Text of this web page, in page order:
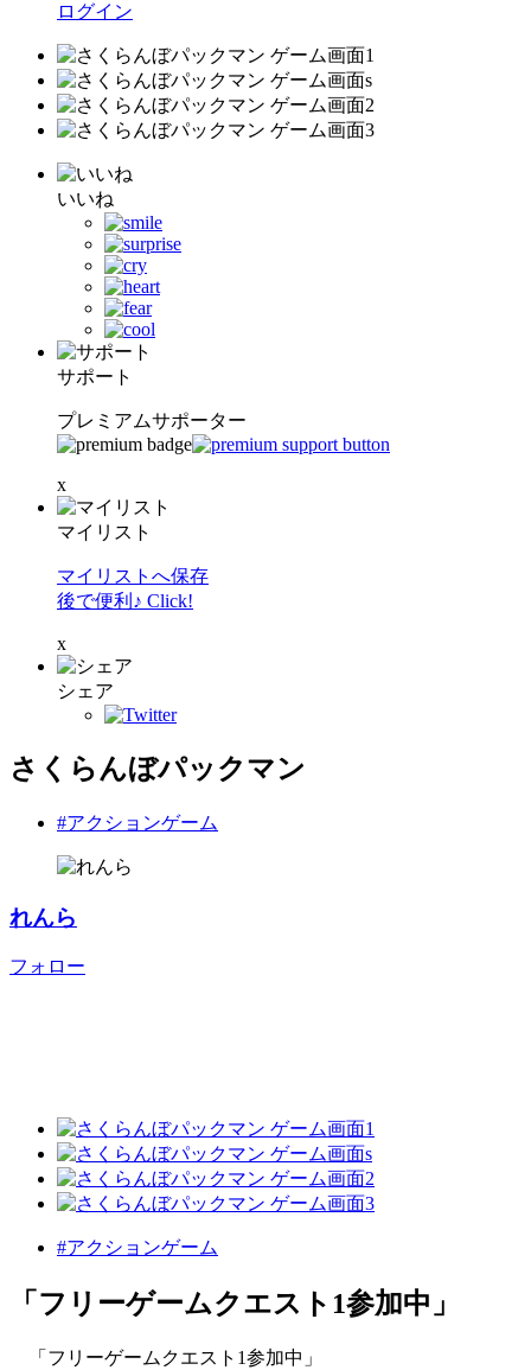
ログイン
いいね
サポート
プレミアムサポーター
x
マイリスト
マイリストへ保存
後で便利♪ Click!
x
シェア
さくらんぼパックマン
#アクションゲーム
れんら
フォロー
#アクションゲーム
「フリーゲームクエスト1参加中」
「フリーゲームクエスト1参加中」